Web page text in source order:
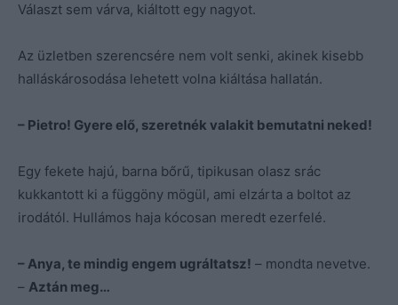
Választ sem várva, kiáltott egy nagyot.
Az üzletben szerencsére nem volt senki, akinek kisebb
halláskárosodása lehetett volna kiáltása hallatán.
– Pietro! Gyere elő, szeretnék valakit bemutatni neked!
Egy fekete hajú, barna bőrű, tipikusan olasz srác
kukkantott ki a függöny mögül, ami elzárta a boltot az
irodától. Hullámos haja kócosan meredt ezerfelé.
– Anya, te mindig engem ugráltatsz! – mondta nevetve.
– Aztán meg…